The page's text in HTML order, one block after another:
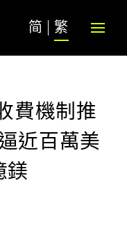
简 繁
費機制推
近百萬美
鎂